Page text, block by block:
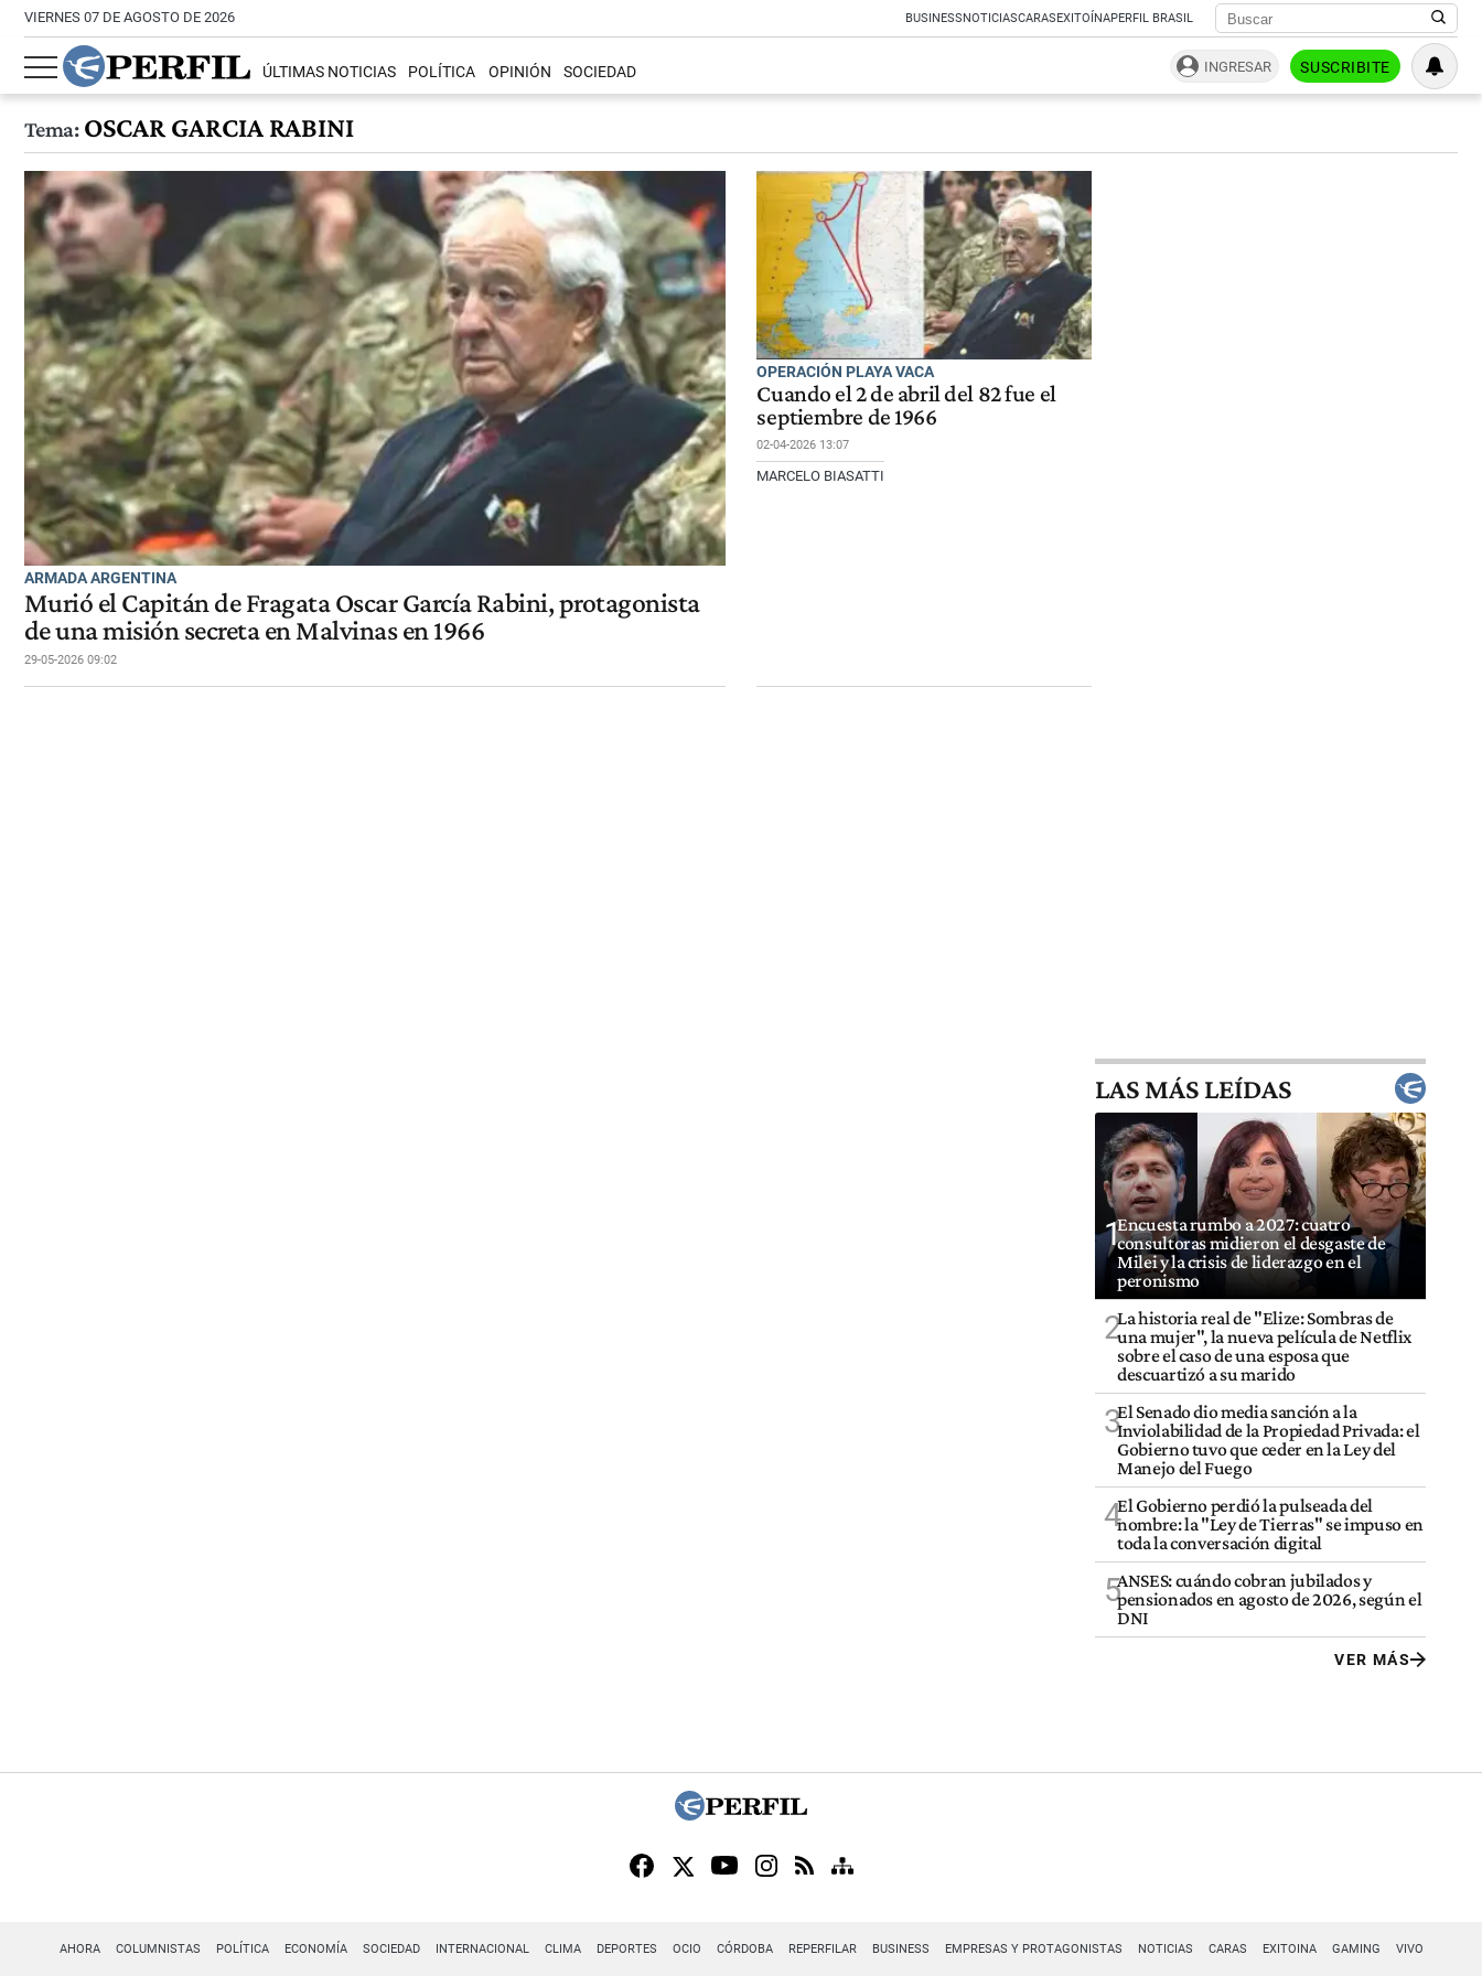
VIERNES 07 DE AGOSTO DE 2026 BUSINESSNOTICIASCARASEXITOÍNAPERFIL BRASIL
ÚLTIMAS NOTICIAS POLÍTICA OPINIÓN SOCIEDAD INGRESAR SUSCRIBITE
Tema:OSCAR GARCIA RABINI
ARMADA ARGENTINA
Murió el Capitán de Fragata Oscar García Rabini, protagonista
de una misión secreta en Malvinas en 1966
29-05-2026 09:02
OPERACIÓN PLAYA VACA
Cuando el 2 de abril del 82 fue el
septiembre de 1966
02-04-2026 13:07
MARCELO BIASATTI
LAS MÁS LEÍDAS
1Encuesta rumbo a 2027: cuatro
consultoras midieron el desgaste de
Milei y la crisis de liderazgo en el
peronismo
2La historia real de "Elize: Sombras de
una mujer", la nueva película de Netflix
sobre el caso de una esposa que
descuartizó a su marido
3El Senado dio media sanción a la
Inviolabilidad de la Propiedad Privada: el
Gobierno tuvo que ceder en la Ley del
Manejo del Fuego
4El Gobierno perdió la pulseada del
nombre: la "Ley de Tierras" se impuso en
toda la conversación digital
5ANSES: cuándo cobran jubilados y
pensionados en agosto de 2026, según el
DNI
VER MÁS
AHORA COLUMNISTAS POLÍTICA ECONOMÍA SOCIEDAD INTERNACIONAL CLIMA DEPORTES OCIO CÓRDOBA REPERFILAR BUSINESS EMPRESAS Y PROTAGONISTAS NOTICIAS CARAS EXITOINA GAMING VIVO